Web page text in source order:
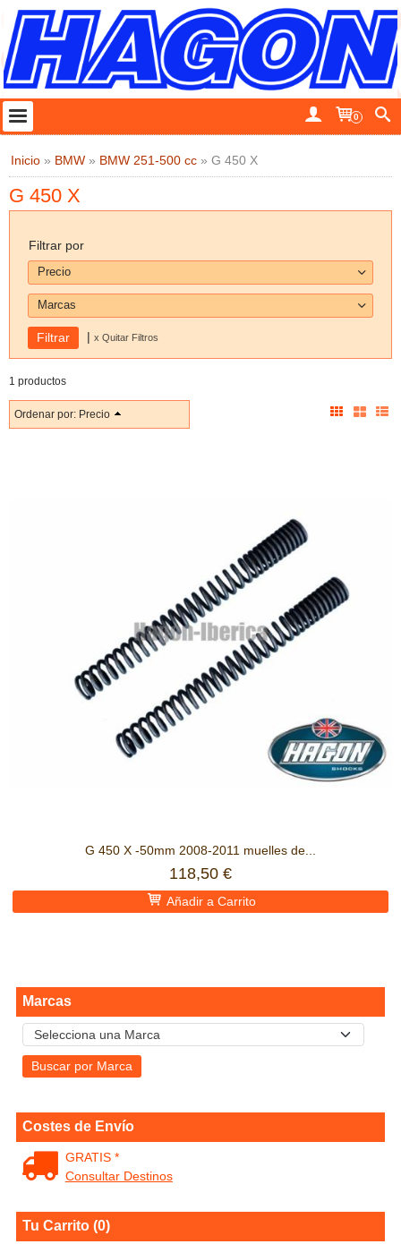
0
Marcas
Costes de Envío
GRATIS *
Consultar Destinos
Tu Carrito (0)
Inicio » BMW » BMW 251-500 cc » G 450 X
G 450 X
Filtrar por
Precio
Marcas
| x Quitar Filtros
1 productos
Ordenar por: Precio
G 450 X -50mm 2008-2011 muelles de...
118,50 €
Añadir a Carrito